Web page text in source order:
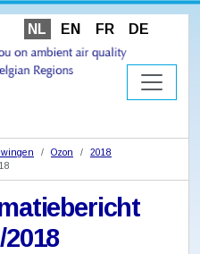
NL EN FR DE
Ozon
2018
2018